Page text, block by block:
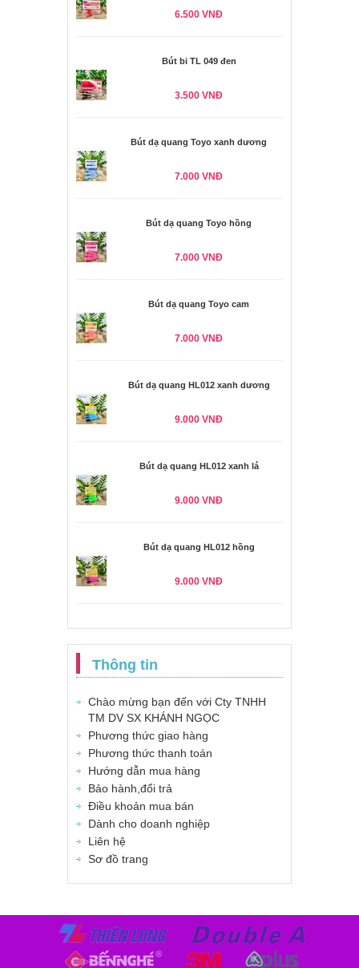
6.500 VNĐ
Bút bi TL 049 đen
3.500 VNĐ
Bút dạ quang Toyo xanh dương
7.000 VNĐ
Bút dạ quang Toyo hồng
7.000 VNĐ
Bút dạ quang Toyo cam
7.000 VNĐ
Bút dạ quang HL012 xanh dương
9.000 VNĐ
Bút dạ quang HL012 xanh lá
9.000 VNĐ
Bút dạ quang HL012 hồng
9.000 VNĐ
Thông tin
Chào mừng bạn đến với Cty TNHH
TM DV SX KHÁNH NGỌC
Phương thức giao hàng
Phương thức thanh toán
Hướng dẫn mua hàng
Bảo hành,đổi trả
Điều khoản mua bán
Dành cho doanh nghiệp
Liên hệ
Sơ đồ trang